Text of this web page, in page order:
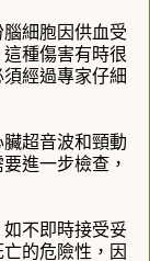
細胞因供血受
種傷害有時很
經過專家仔細
超音波和頸動
進一步檢查，
不即時接受妥
的危險性，因